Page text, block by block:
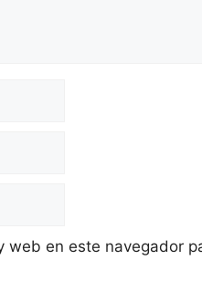
en este navegador